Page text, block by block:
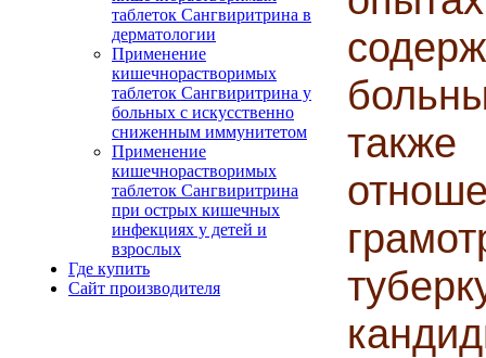
таблеток Сангвиритрина в
дерматологии
Применение
кишечнорастворимых
таблеток Сангвиритрина у
больных с искусственно
сниженным иммунитетом
Применение
кишечнорастворимых
таблеток Сангвиритрина
при острых кишечных
инфекциях у детей и
взрослых
Где купить
Сайт производителя